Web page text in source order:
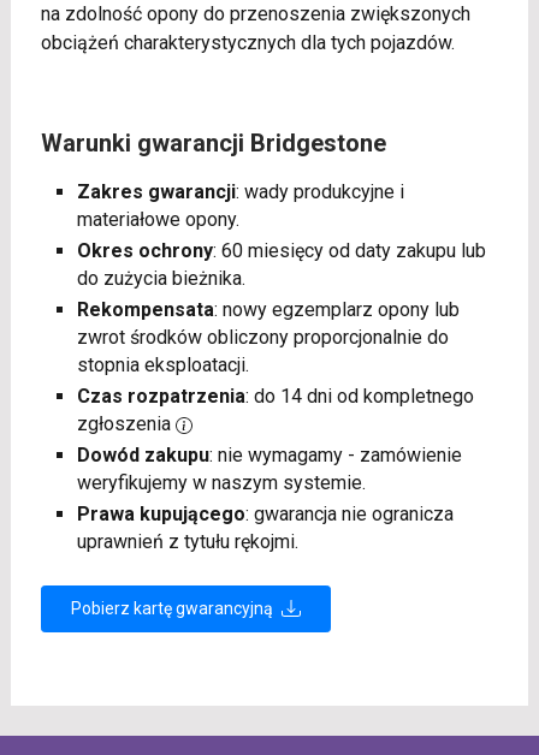
na zdolność opony do przenoszenia zwiększonych
obciążeń charakterystycznych dla tych pojazdów.
Warunki gwarancji Bridgestone
Zakres gwarancji: wady produkcyjne i
materiałowe opony.
Okres ochrony: 60 miesięcy od daty zakupu lub
do zużycia bieżnika.
Rekompensata: nowy egzemplarz opony lub
zwrot środków obliczony proporcjonalnie do
stopnia eksploatacji.
Czas rozpatrzenia: do 14 dni od kompletnego
zgłoszenia
Dowód zakupu: nie wymagamy - zamówienie
weryfikujemy w naszym systemie.
Prawa kupującego: gwarancja nie ogranicza
uprawnień z tytułu rękojmi.
Pobierz kartę gwarancyjną